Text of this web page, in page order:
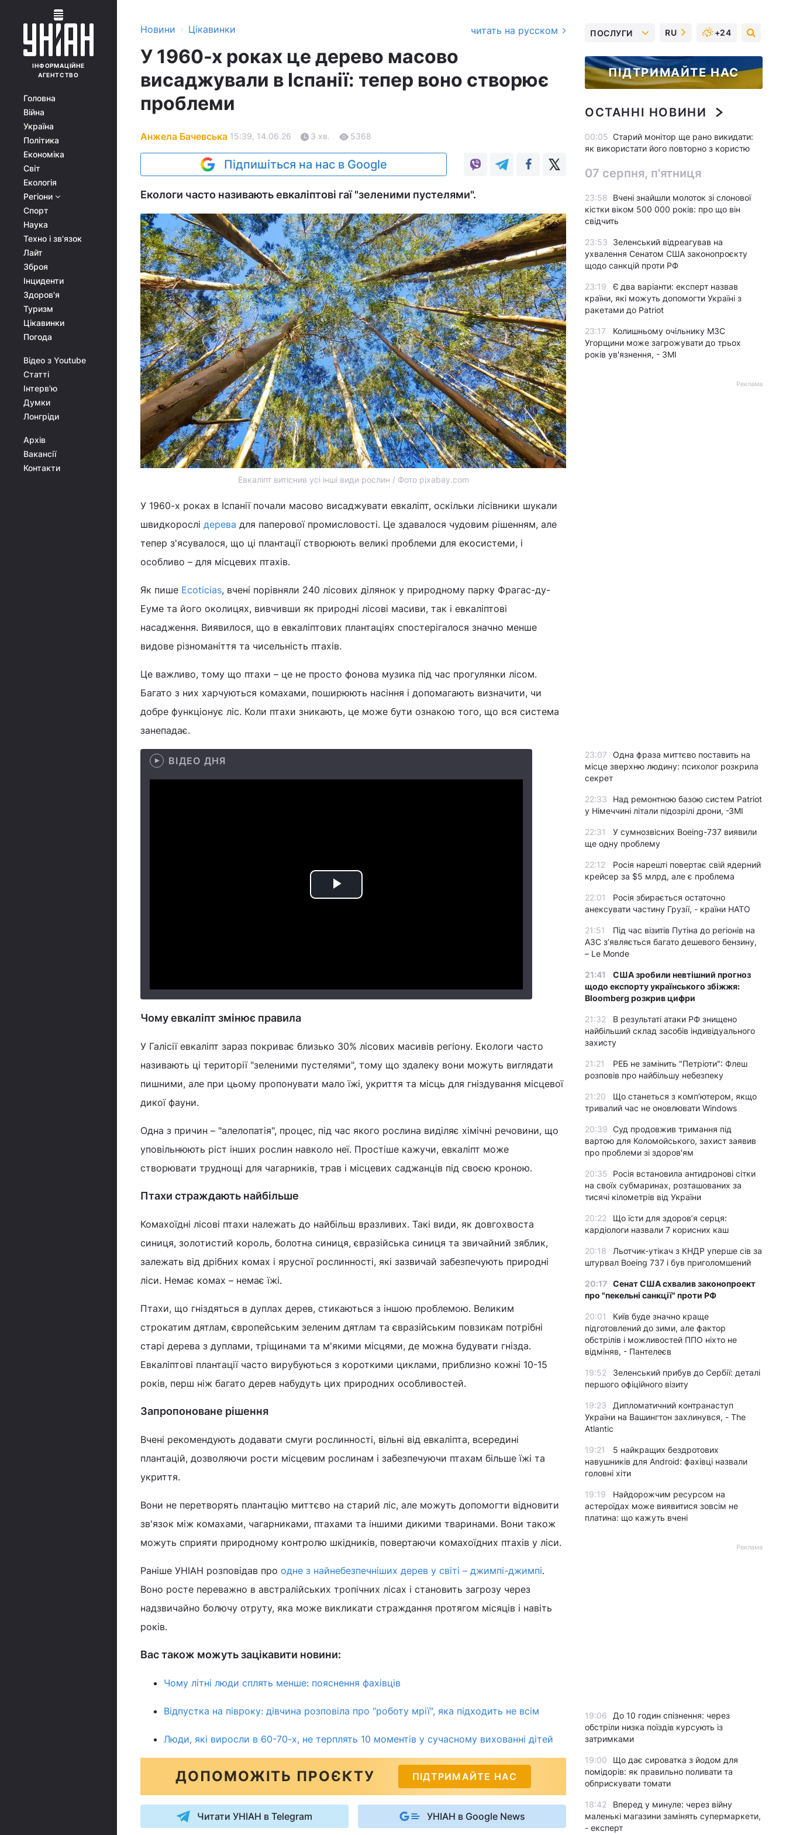
ІНФОРМАЦІЙНЕ
АГЕНТСТВО
Головна
Війна
Україна
Політика
Економіка
Світ
Екологія
Регіони
Спорт
Наука
Техно і зв'язок
Лайт
Зброя
Інциденти
Здоров'я
Туризм
Цікавинки
Погода
Відео з Youtube
Статті
Інтерв'ю
Думки
Лонгріди
Архів
Вакансії
Контакти
Новини › Цікавинки читать на русском
У 1960-х роках це дерево масово
висаджували в Іспанії: тепер воно створює
проблеми
Анжела Бачевська 15:39, 14.06.26 3 хв. 5368
Підпишіться на нас в Google
Екологи часто називають евкаліптові гаї "зеленими пустелями".
Евкаліпт витіснив усі інші види рослин / Фото pixabay.com
У 1960-х роках в Іспанії почали масово висаджувати евкаліпт, оскільки лісівники шукали
швидкорослі дерева для паперової промисловості. Це здавалося чудовим рішенням, але
тепер з'ясувалося, що ці плантації створюють великі проблеми для екосистеми, і
особливо – для місцевих птахів.
Як пише Ecoticias, вчені порівняли 240 лісових ділянок у природному парку Фрагас-ду-
Еуме та його околицях, вивчивши як природні лісові масиви, так і евкаліптові
насадження. Виявилося, що в евкаліптових плантаціях спостерігалося значно менше
видове різноманіття та чисельність птахів.
Це важливо, тому що птахи – це не просто фонова музика під час прогулянки лісом.
Багато з них харчуються комахами, поширюють насіння і допомагають визначити, чи
добре функціонує ліс. Коли птахи зникають, це може бути ознакою того, що вся система
занепадає.
ВІДЕО ДНЯ
Play
Чому евкаліпт змінює правила
У Галісії евкаліпт зараз покриває близько 30% лісових масивів регіону. Екологи часто
називають ці території "зеленими пустелями", тому що здалеку вони можуть виглядати
пишними, але при цьому пропонувати мало їжі, укриття та місць для гніздування місцевої
дикої фауни.
Одна з причин – "алелопатія", процес, під час якого рослина виділяє хімічні речовини, що
уповільнюють ріст інших рослин навколо неї. Простіше кажучи, евкаліпт може
створювати труднощі для чагарників, трав і місцевих саджанців під своєю кроною.
Птахи страждають найбільше
Комахоїдні лісові птахи належать до найбільш вразливих. Такі види, як довгохвоста
синиця, золотистий король, болотна синиця, євразійська синиця та звичайний зяблик,
залежать від дрібних комах і ярусної рослинності, які зазвичай забезпечують природні
ліси. Немає комах – немає їжі.
Птахи, що гніздяться в дуплах дерев, стикаються з іншою проблемою. Великим
строкатим дятлам, європейським зеленим дятлам та євразійським повзикам потрібні
старі дерева з дуплами, тріщинами та м'якими місцями, де можна будувати гнізда.
Евкаліптові плантації часто вирубуються з короткими циклами, приблизно кожні 10-15
років, перш ніж багато дерев набудуть цих природних особливостей.
Запропоноване рішення
Вчені рекомендують додавати смуги рослинності, вільні від евкаліпта, всередині
плантацій, дозволяючи рости місцевим рослинам і забезпечуючи птахам більше їжі та
укриття.
Вони не перетворять плантацію миттєво на старий ліс, але можуть допомогти відновити
зв'язок між комахами, чагарниками, птахами та іншими дикими тваринами. Вони також
можуть сприяти природному контролю шкідників, повертаючи комахоїдних птахів у ліси.
Раніше УНІАН розповідав про одне з найнебезпечніших дерев у світі – джимпі-джимпі.
Воно росте переважно в австралійських тропічних лісах і становить загрозу через
надзвичайно болючу отруту, яка може викликати страждання протягом місяців і навіть
років.
Вас також можуть зацікавити новини:
Чому літні люди сплять менше: пояснення фахівців
Відпустка на півроку: дівчина розповіла про "роботу мрії", яка підходить не всім
Люди, які виросли в 60-70-х, не терплять 10 моментів у сучасному вихованні дітей
ДОПОМОЖІТЬ ПРОЄКТУ ПІДТРИМАЙТЕ НАС
Читати УНІАН в Telegram УНІАН в Google News
ПОСЛУГИ RU +24
ПІДТРИМАЙТЕ НАС
ОСТАННІ НОВИНИ
00:05 Старий монітор ще рано викидати:
як використати його повторно з користю
07 серпня, п'ятниця
23:58
Вчені знайшли молоток зі слонової
кістки віком 500 000 років: про що він
свідчить
23:53
Зеленський відреагував на
ухвалення Сенатом США законопроєкту
щодо санкцій проти РФ
23:19
Є два варіанти: експерт назвав
країни, які можуть допомогти Україні з
ракетами до Patriot
23:17
Колишньому очільнику МЗС
Угорщини може загрожувати до трьох
років ув'язнення, - ЗМІ
Реклама
23:07
Одна фраза миттєво поставить на
місце зверхню людину: психолог розкрила
секрет
22:33
Над ремонтною базою систем Patriot
у Німеччині літали підозрілі дрони, -ЗМІ
22:31
У сумнозвісних Boeing-737 виявили
ще одну проблему
22:12
Росія нарешті повертає свій ядерний
крейсер за $5 млрд, але є проблема
22:01
Росія збирається остаточно
анексувати частину Грузії, - країни НАТО
21:51
Під час візитів Путіна до регіонів на
АЗС з’являється багато дешевого бензину,
– Le Monde
21:41
США зробили невтішний прогноз
щодо експорту українського збіжжя:
Bloomberg розкрив цифри
21:32
В результаті атаки РФ знищено
найбільший склад засобів індивідуального
захисту
21:21
РЕБ не замінить "Петріоти": Флеш
розповів про найбільшу небезпеку
21:20
Що станеться з комп’ютером, якщо
тривалий час не оновлювати Windows
20:39 Суд продовжив тримання під
вартою для Коломойського, захист заявив
про проблеми зі здоров'ям
20:35
Росія встановила антидронові сітки
на своїх субмаринах, розташованих за
тисячі кілометрів від України
20:22
Що їсти для здоров’я серця:
кардіологи назвали 7 корисних каш
20:18
Льотчик-утікач з КНДР уперше сів за
штурвал Boeing 737 і був приголомшений
20:17 Сенат США схвалив законопроект
про "пекельні санкції" проти РФ
20:01
Київ буде значно краще
підготовлений до зими, але фактор
обстрілів і можливостей ППО ніхто не
відміняв, - Пантелеєв
19:52
Зеленський прибув до Сербії: деталі
першого офіційного візиту
19:23
Дипломатичний контранаступ
України на Вашингтон захлинувся, - The
Atlantic
19:21
5 найкращих бездротових
навушників для Android: фахівці назвали
головні хіти
19:19
Найдорожчим ресурсом на
астероїдах може виявитися зовсім не
платина: що кажуть вчені
Реклама
19:06
До 10 годин спізнення: через
обстріли низка поїздів курсують із
затримками
19:00
Що дає сироватка з йодом для
помідорів: як правильно поливати та
обприскувати томати
18:42
Вперед у минуле: через війну
маленькі магазини замінять супермаркети,
- експерт